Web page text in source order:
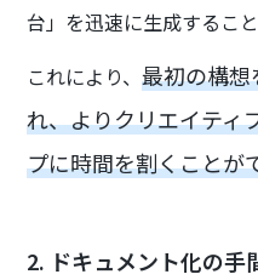
台」を迅速に生成すること
これにより、最初の構
れ、よりクリエイティ
プに時間を割くことが
2. ドキュメント化の手